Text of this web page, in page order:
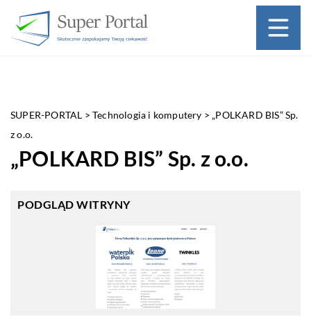
SUPER-PORTAL >Technologia i komputery > „POLKARD BIS” Sp.
z o.o.
„POLKARD BIS” Sp. z o.o.
PODGLĄD WITRYNY